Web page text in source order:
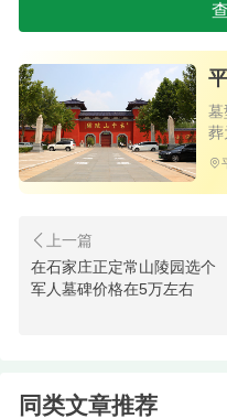
树葬区的核心是
设计有如太阳般绽放的
而中央部分则如同一轮
禁联想到生命的起源与
还精心雕刻了两朵傲雪
意着坚韧与高洁，恰似
貌。
墓
葬
在石家庄正定常山陵园选个
军人墓碑价格在5万左右
同类文章推荐